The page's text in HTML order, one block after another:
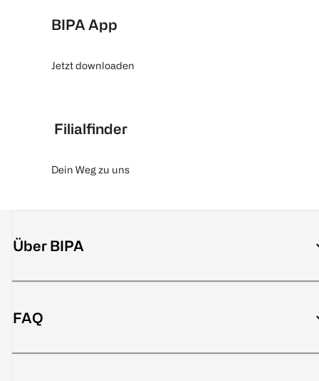
BIPA App
Jetzt downloaden
Filialfinder
Dein Weg zu uns
Über BIPA
FAQ